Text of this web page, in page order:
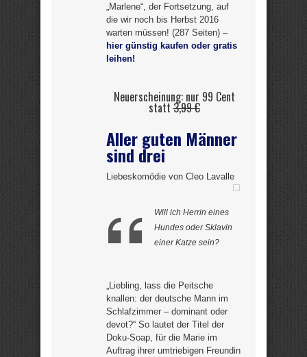
„Marlene“, der Fortsetzung, auf
die wir noch bis Herbst 2016
warten müssen! (287 Seiten) –
hier günstig kaufen oder gratis
leihen!
Neuerscheinung: nur 99 Cent
statt3,99 €
Aller guten Männer
sind drei
Liebeskomödie von Cleo Lavalle
Will ich Herrin eines
Hundes oder Sklavin
einer Katze sein?
„Liebling, lass die Peitsche
knallen: der deutsche Mann im
Schlafzimmer – dominant oder
devot?“ So lautet der Titel der
Doku-Soap, für die Marie im
Auftrag ihrer umtriebigen Freundin